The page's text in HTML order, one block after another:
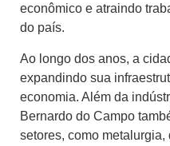
econômico e atraindo
do país.
Ao longo dos anos, a
expandindo sua
economia. Além da
Bernardo do Campo
setores, como